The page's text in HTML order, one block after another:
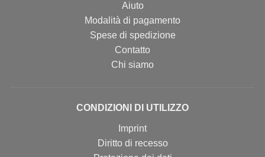
Aiuto
Modalità di pagamento
Spese di spedizione
Contatto
Chi siamo
CONDIZIONI DI UTILIZZO
Imprint
Diritto di recesso